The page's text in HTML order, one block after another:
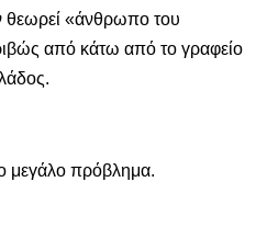
θεωρεί «άνθρωπο του
από κάτω από το γραφείο
μεγάλο πρόβλημα.